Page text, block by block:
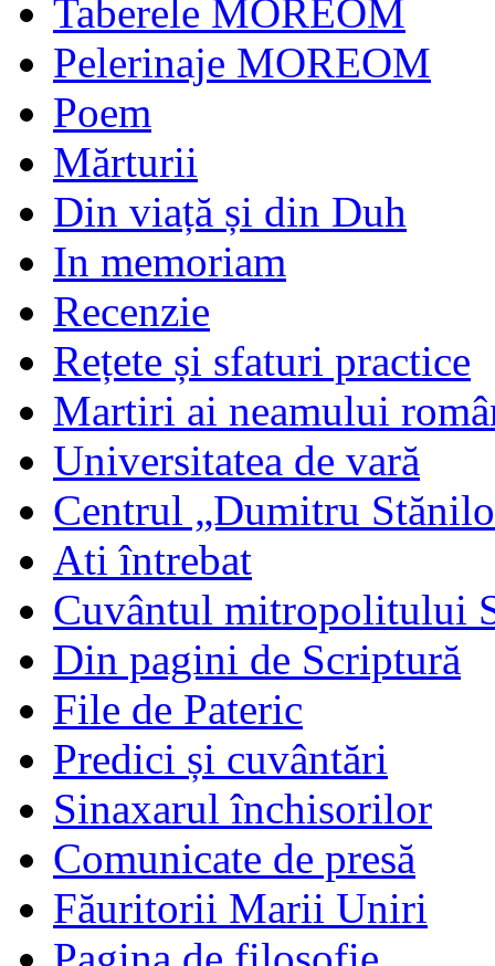
Taberele MOREOM
Pelerinaje MOREOM
Poem
Mărturii
Din viață și din Duh
In memoriam
Recenzie
Rețete și sfaturi practice
Martiri ai neamului
Universitatea de vară
Centrul „Dumitru
Ati întrebat
Cuvântul mitropolitului
Din pagini de Scriptură
File de Pateric
Predici și cuvântări
Sinaxarul închisorilor
Comunicate de presă
Făuritorii Marii Uniri